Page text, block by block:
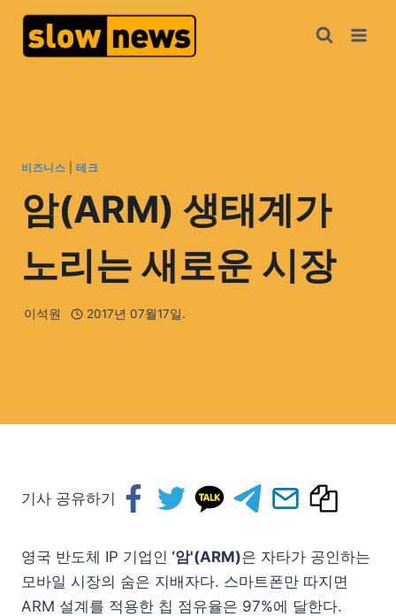
비즈니스 |테크
암(ARM) 생태계가
노리는 새로운 시장
이석원 2017년 07월17일.
기사 공유하기
영국 반도체 IP 기업인 ‘암'(ARM)은 자타가 공인하는
모바일 시장의 숨은 지배자다. 스마트폰만 따지면
ARM 설계를 적용한 칩 점유율은 97%에 달한다.